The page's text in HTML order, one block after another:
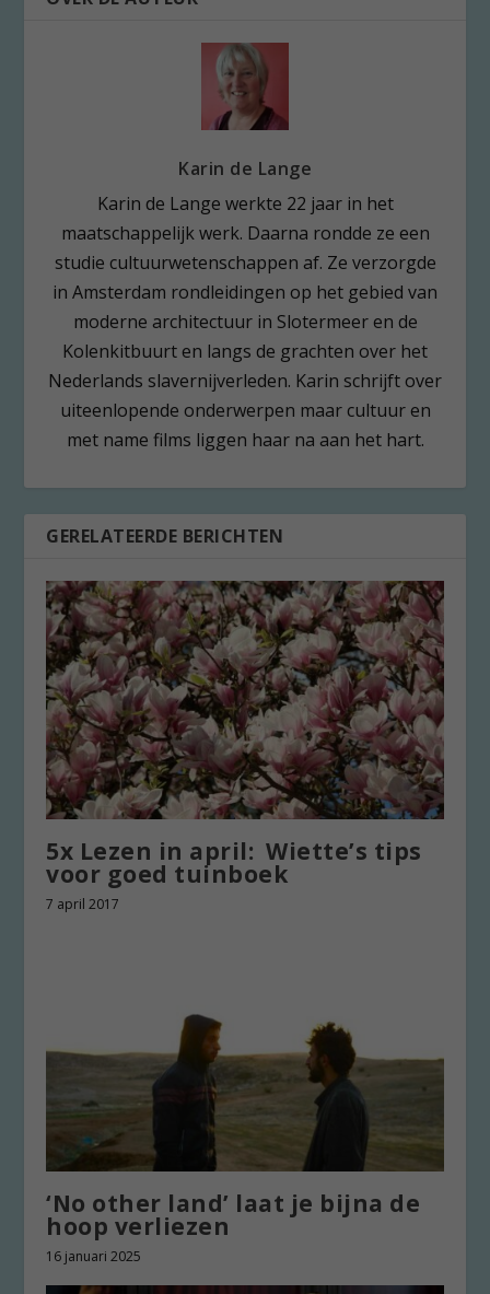
Karin de Lange
Karin de Lange werkte 22 jaar in het
maatschappelijk werk. Daarna rondde ze een
studie cultuurwetenschappen af. Ze verzorgde
in Amsterdam rondleidingen op het gebied van
moderne architectuur in Slotermeer en de
Kolenkitbuurt en langs de grachten over het
Nederlands slavernijverleden. Karin schrijft over
uiteenlopende onderwerpen maar cultuur en
met name films liggen haar na aan het hart.
GERELATEERDE BERICHTEN
5x Lezen in april: Wiette’s tips
voor goed tuinboek
7 april 2017
‘No other land’ laat je bijna de
hoop verliezen
16 januari 2025